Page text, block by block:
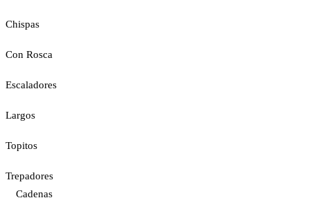
Chispas
Con Rosca
Escaladores
Largos
Topitos
Trepadores
Cadenas